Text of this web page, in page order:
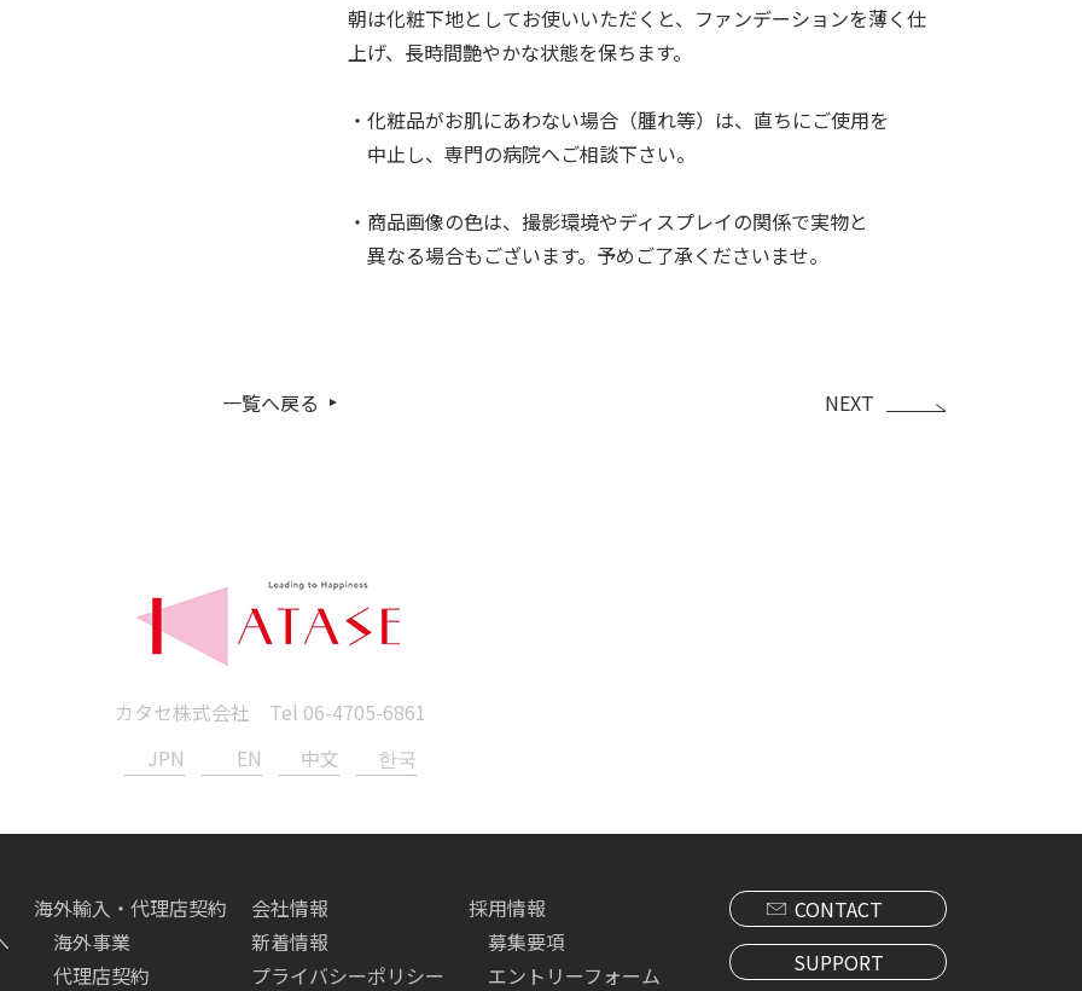
朝は化粧下地としてお使いいただくと、ファンデーションを薄く仕
上げ、長時間艶やかな状態を保ちます。
・化粧品がお肌にあわない場合（腫れ等）は、直ちにご使用を
中止し、専門の病院へご相談下さい。
・商品画像の色は、撮影環境やディスプレイの関係で実物と
異なる場合もございます。予めご了承くださいませ。
一覧へ戻る NEXT
カタセ株式会社 Tel 06-4705-6861
JPN
EN 中文 한국
海外輸入・代理店契約
海外事業
代理店契約
会社情報
新着情報
プライバシーポリシー
採用情報
募集要項
エントリーフォーム
CONTACT
SUPPORT